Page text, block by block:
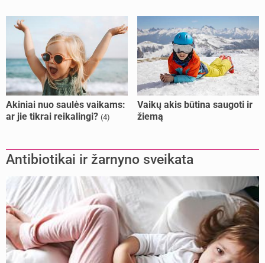
Akiniai nuo saulės vaikams:
ar jie tikrai reikalingi? (4)
Vaikų akis būtina saugoti ir
žiemą
Antibiotikai ir žarnyno sveikata